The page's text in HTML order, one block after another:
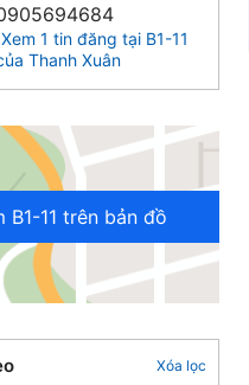
Xem 1 tin đăng tại B1-11
Thanh Xuân
B1-11 trên bản đồ
Xóa lọc